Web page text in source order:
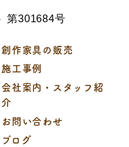
第301684号
創作家具の販売
施工事例
会社案内・スタッフ紹
介
お問い合わせ
ブログ